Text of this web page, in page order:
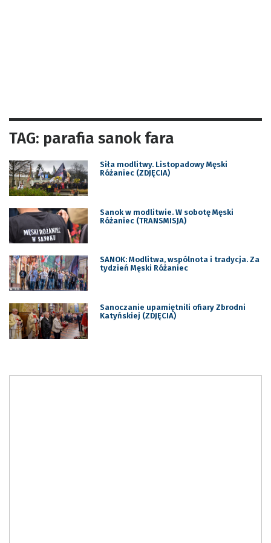
TAG: parafia sanok fara
Siła modlitwy. Listopadowy Męski
Różaniec (ZDJĘCIA)
Sanok w modlitwie. W sobotę Męski
Różaniec (TRANSMISJA)
SANOK: Modlitwa, wspólnota i tradycja. Za
tydzień Męski Różaniec
Sanoczanie upamiętnili ofiary Zbrodni
Katyńskiej (ZDJĘCIA)